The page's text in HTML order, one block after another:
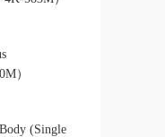
）
(Single